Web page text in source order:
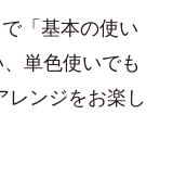
「基本の使い
単色使いでも
レンジをお楽し